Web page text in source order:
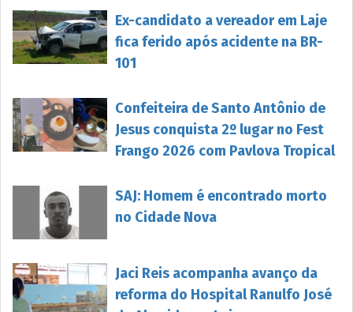
Ex-candidato a vereador em Laje
fica ferido após acidente na BR-
101
Confeiteira de Santo Antônio de
Jesus conquista 2º lugar no Fest
Frango 2026 com Pavlova Tropical
SAJ: Homem é encontrado morto
no Cidade Nova
Jaci Reis acompanha avanço da
reforma do Hospital Ranulfo José